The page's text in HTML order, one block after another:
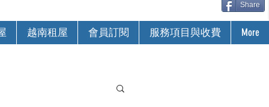
Share
越南租屋 會員訂閱 服務項目與收費 More